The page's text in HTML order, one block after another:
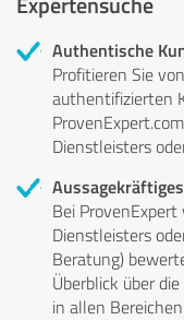
Authentische
Profitieren Sie
authentifizierten
Dienstleisters
Bei
Dienstleisters
Beratung)
Überblick über
in allen